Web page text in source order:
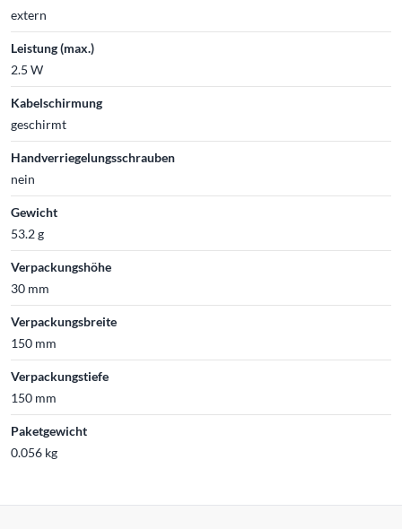
extern
Leistung (max.)
2.5 W
Kabelschirmung
geschirmt
Handverriegelungsschrauben
nein
Gewicht
53.2 g
Verpackungshöhe
30 mm
Verpackungsbreite
150 mm
Verpackungstiefe
150 mm
Paketgewicht
0.056 kg